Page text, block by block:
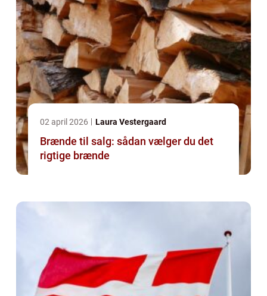
02 april 2026 Laura Vestergaard
Brænde til salg: sådan vælger du det
rigtige brænde